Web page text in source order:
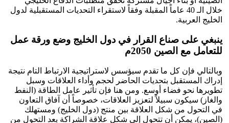
خلال الـ 40 عاماً المقبلة وفقاً لاستقراء التحديات المستقبلية لدول
الخليج العربية.
ينبغي على صناع القرار في دول الخليج وضع ورقة عمل
للتعامل مع الصين 2050م
وبالتالي فإن كل ما تقدم سيؤسس لاستراتيجية الارتباط التام نتيجة
إدراك المستقبل بتحديات الحاضر لحجم وأداء العلاقات وسبل
تطويرها نحو فضاء أوسع. ومن هنا فإن تأثير عامل الطاقة (النفط
والغاز) سيكون سبيلاً لتعزيز العلاقات، خصوصاً أن آفاق التعاون
في التحول من شكل العلاقة بين منتج (دول الخليج) ومستهلك
(الصين)، يمكن أن تتحول إلى شكل علاقة الشراكة بعد التحول من